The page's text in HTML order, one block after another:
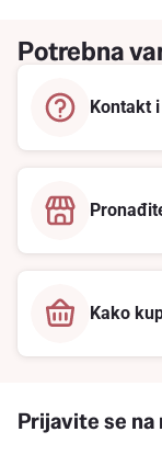
Potrebna
Kontakt
Kako
Prijavite se